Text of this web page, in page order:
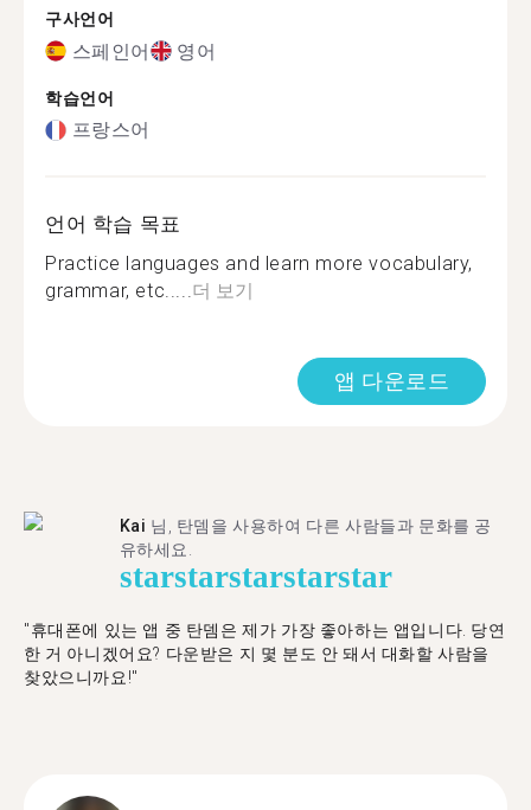
구사언어
스페인어 영어
학습언어
프랑스어
언어 학습 목표
Practice languages and learn more vocabulary,
grammar, etc.....더 보기
앱 다운로드
Kai 님, 탄뎀을 사용하여 다른 사람들과 문화를 공
유하세요.
starstarstarstarstar
"휴대폰에 있는 앱 중 탄뎀은 제가 가장 좋아하는 앱입니다. 당연
한 거 아니겠어요? 다운받은 지 몇 분도 안 돼서 대화할 사람을
찾았으니까요!"